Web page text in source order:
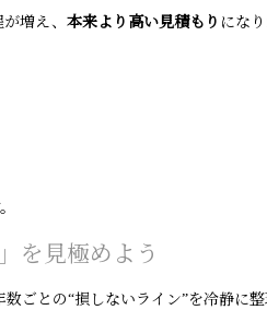
増え、 本来より高い見積もり にな
を見極めよう
ごとの“損しないライン”を冷静に整